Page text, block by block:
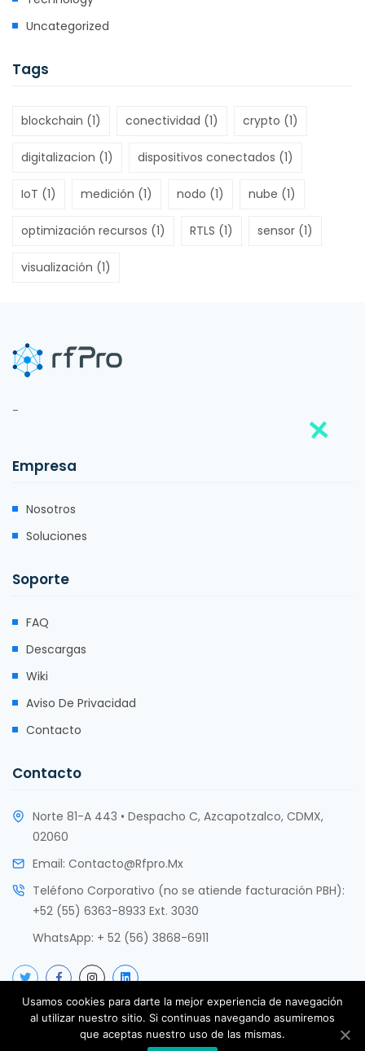
Uncategorized
Tags
blockchain (1) conectividad (1) crypto (1)
digitalizacion (1) dispositivos conectados (1)
IoT (1) medición (1) nodo (1) nube (1)
optimización recursos (1) RTLS (1) sensor (1)
visualización (1)
-
Empresa
Nosotros
Soluciones
Soporte
FAQ
Descargas
Wiki
Aviso De Privacidad
Contacto
Contacto
Norte 81-A 443 • Despacho C, Azcapotzalco, CDMX,
02060
Email: Contacto@rfpro.mx
Teléfono Corporativo (no se atiende facturación PBH):
+52 (55) 6363-8933 Ext. 3030
WhatsApp: + 52 (56) 3868-6911
Copyright @ rfPro Innovación Tecnológica SAS de CV 2017 -
Usamos cookies para darte la mejor experiencia de navegación
al utilizar nuestro sitio. Si continuas navegando asumiremos
que aceptas nuestro uso de las mismas.